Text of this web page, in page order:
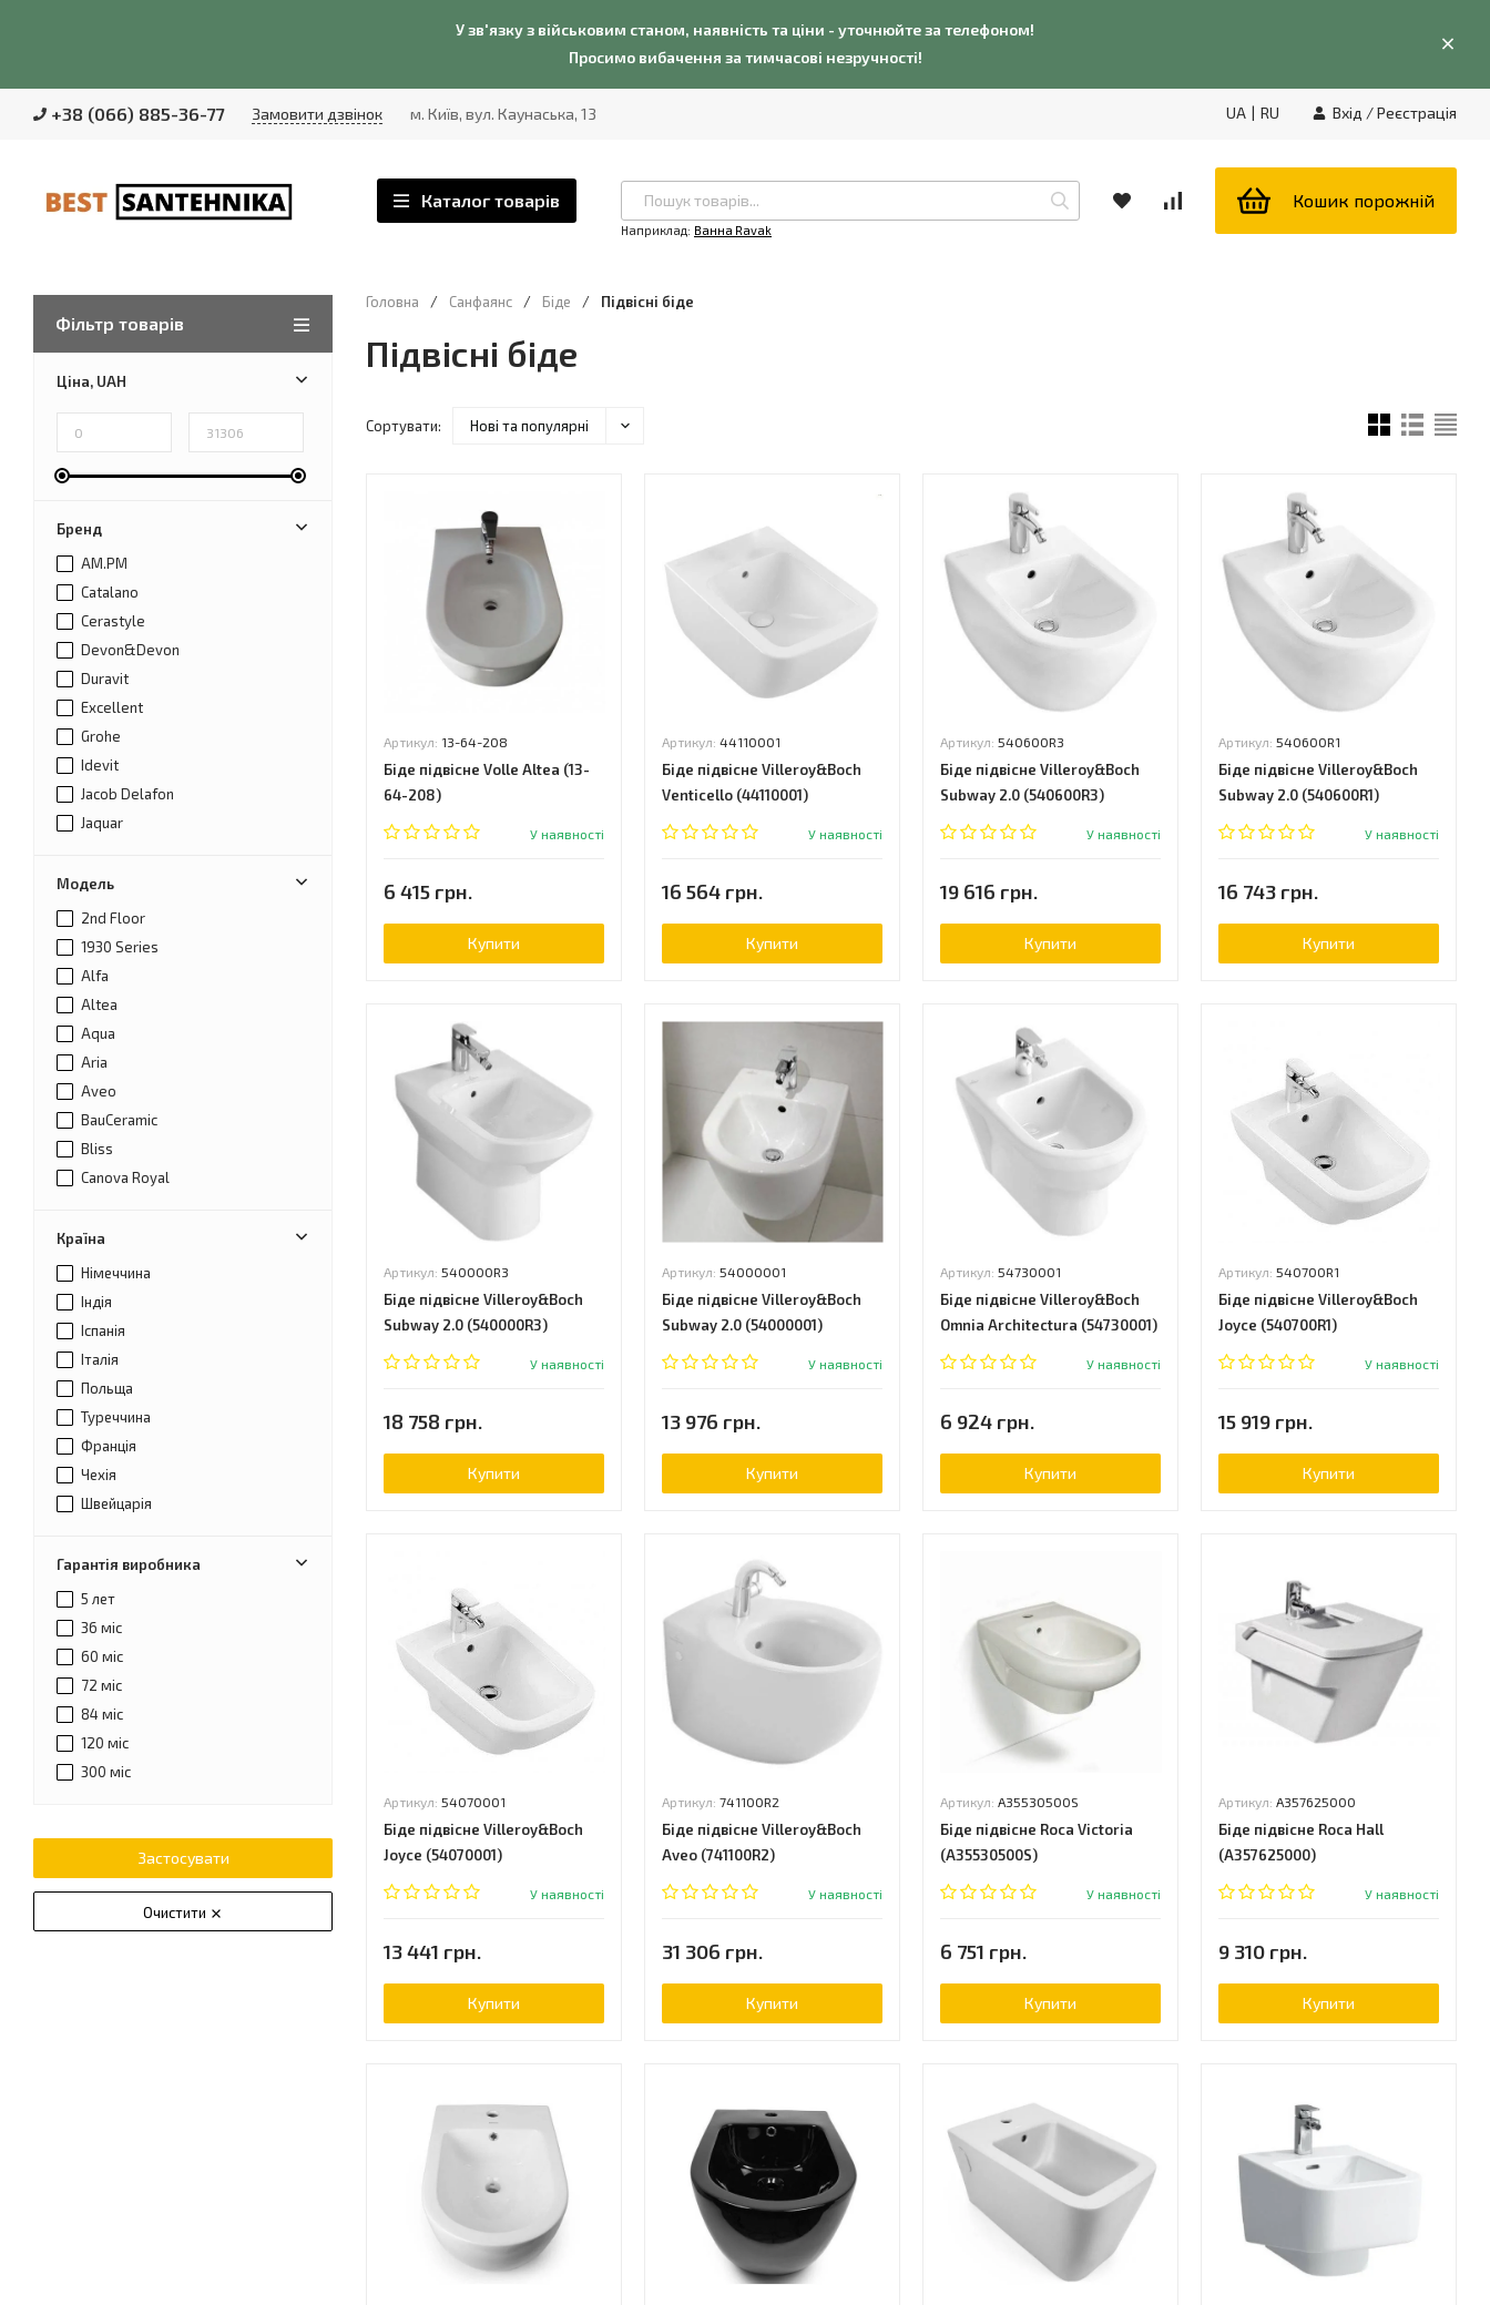
У зв'язку з військовим станом, наявність та ціни - уточнюйте за телефоном!
Просимо вибачення за тимчасові незручності!
+38 (066) 885-36-77 Замовити дзвінок м. Київ, вул. Каунаська, 13 UA | RU Вхід /Реєстрація
Каталог товарів
Наприклад: Ванна Ravak
Кошик порожній
Фільтр товарів
Ціна, UAH
Бренд
AM.PM
Catalano
Cerastyle
Devon&Devon
Duravit
Excellent
Grohe
Idevit
Jacob Delafon
Jaquar
Kolo
Laufen
Newarc
Roca
Villeroy&Boch
Volle
Модель
2nd Floor
1930 Series
Alfa
Altea
Aqua
Aria
Aveo
BauCeramic
Bliss
Canova Royal
City
Cube Ceramic
D-Code
Doto
Escale
Euro Ceramic
Formilia
Hall
Halley
Happy
La Belle
Lyra
Modern
Modo
Muse
Neo
Ness
Nova
Olymp
Omnia Architectura
Країна
Німеччина
Індія
Іспанія
Італія
Польща
Туреччина
Франція
Чехія
Швейцарія
Гарантія виробника
5 лет
36 міс
60 міс
72 міс
84 міс
120 міс
300 міс
Застосувати
Очистити
Головна / Санфаянс / Біде / Підвісні біде
Підвісні біде
Сортувати: Нові та популярні
Артикул: 13-64-208
Біде підвісне Volle Altea (13-
64-208)
У наявності
6 415 грн.
Купити
Артикул: 44110001
Біде підвісне Villeroy&Boch
Venticello (44110001)
У наявності
16 564 грн.
Купити
Артикул: 540600R3
Біде підвісне Villeroy&Boch
Subway 2.0 (540600R3)
У наявності
19 616 грн.
Купити
Артикул: 540600R1
Біде підвісне Villeroy&Boch
Subway 2.0 (540600R1)
У наявності
16 743 грн.
Купити
Артикул: 540000R3
Біде підвісне Villeroy&Boch
Subway 2.0 (540000R3)
У наявності
18 758 грн.
Купити
Артикул: 54000001
Біде підвісне Villeroy&Boch
Subway 2.0 (54000001)
У наявності
13 976 грн.
Купити
Артикул: 54730001
Біде підвісне Villeroy&Boch
Omnia Architectura (54730001)
У наявності
6 924 грн.
Купити
Артикул: 540700R1
Біде підвісне Villeroy&Boch
Joyce (540700R1)
У наявності
15 919 грн.
Купити
Артикул: 54070001
Біде підвісне Villeroy&Boch
Joyce (54070001)
У наявності
13 441 грн.
Купити
Артикул: 741100R2
Біде підвісне Villeroy&Boch
Aveo (741100R2)
У наявності
31 306 грн.
Купити
Артикул: A35530500S
Біде підвісне Roca Victoria
(A35530500S)
У наявності
6 751 грн.
Купити
Артикул: A357625000
Біде підвісне Roca Hall
(A357625000)
У наявності
9 310 грн.
Купити